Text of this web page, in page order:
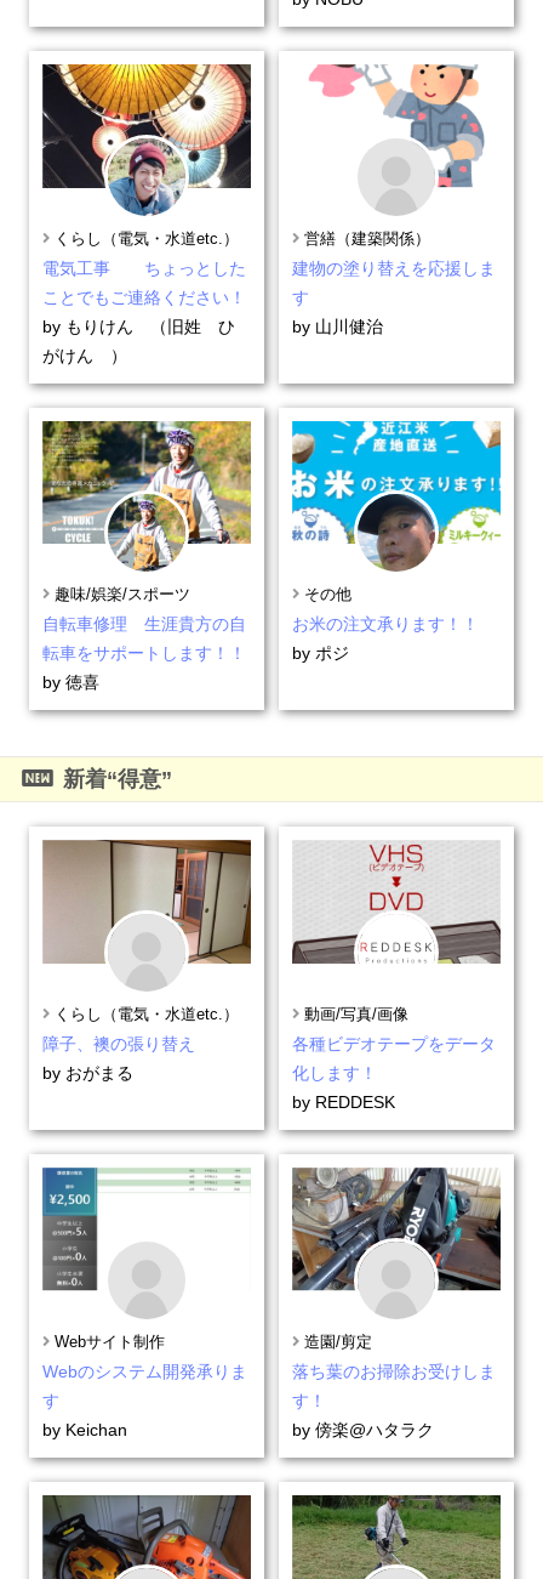
くらし（電気・水道etc.）
電気工事 ちょっとした
ことでもご連絡ください！
by もりけん （旧姓 ひ
がけん ）
営繕（建築関係）
建物の塗り替えを応援しま
す
by 山川健治
趣味/娯楽/スポーツ
自転車修理 生涯貴方の自
転車をサポートします！！
by 徳喜
その他
お米の注文承ります！！
by ポジ
新着“得意”
くらし（電気・水道etc.）
障子、襖の張り替え
by おがまる
動画/写真/画像
各種ビデオテープをデータ
化します！
by REDDESK
Webサイト制作
Webのシステム開発承りま
す
by Keichan
造園/剪定
落ち葉のお掃除お受けしま
す！
by 傍楽@ハタラク